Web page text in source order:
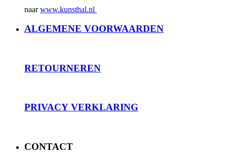
naarwww.kunsthal.nl
ALGEMENE VOORWAARDEN
RETOURNEREN
PRIVACY VERKLARING
CONTACT